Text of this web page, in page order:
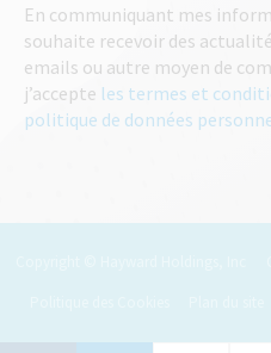
En communiquant mes
souhaite recevoir des
emails ou autre moyen de
j’accepte les termes et
politique de données